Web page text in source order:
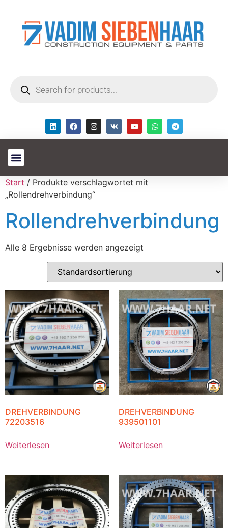
Start / Produkte verschlagwortet mit
„Rollendrehverbindung“
Rollendrehverbindung
Alle 8 Ergebnisse werden angezeigt
DREHVERBINDUNG
72203516
Weiterlesen
DREHVERBINDUNG
939501101
Weiterlesen